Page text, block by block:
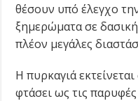
θέσουν υπό έλεγχο
ξημερώματα σε
πλέον μεγάλες
Η πυρκαγιά
φτάσει ως τις